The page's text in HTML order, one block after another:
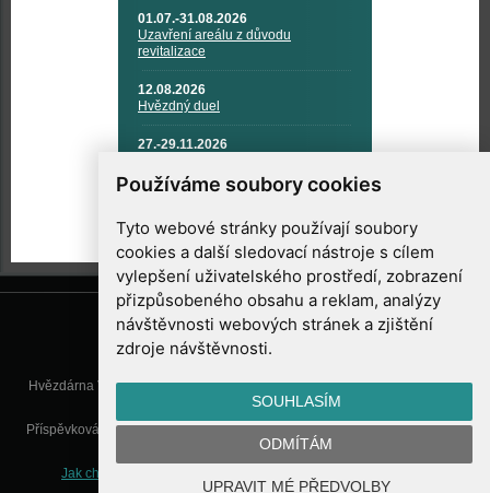
Používáme soubory cookies
Tyto webové stránky používají soubory
cookies a další sledovací nástroje s cílem
vylepšení uživatelského prostředí, zobrazení
přizpůsobeného obsahu a reklam, analýzy
návštěvnosti webových stránek a zjištění
zdroje návštěvnosti.
SOUHLASÍM
ODMÍTÁM
UPRAVIT MÉ PŘEDVOLBY
01.07.-31.08.2026
Uzavření areálu z důvodu
revitalizace
12.08.2026
Hvězdný duel
27.-29.11.2026
TECHNIKA A KOSMICKÉ
TECHNOLOGIE
Hvězdárna Valašské Meziříčí, příspěvková organizace, Vsetínská 78, 757
01 Valašské Meziříčí
Příspěvková organizace Zlínského kraje. Telefon:571 611 928, Mobil:777
info@astrovm.cz
Jak chráníme Vaše osobní údaje